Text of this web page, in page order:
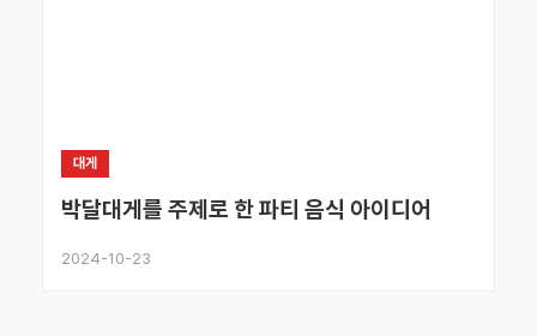
대게
박달대게를 주제로 한 파티 음식 아이디어
2024-10-23